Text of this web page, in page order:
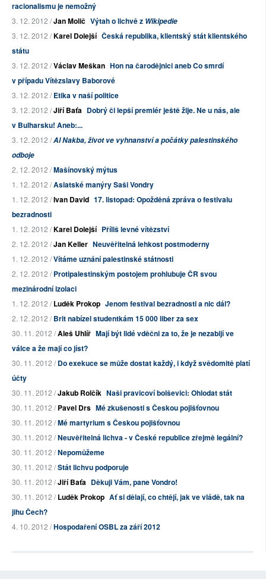
racionalismu je nemožný
3. 12. 2012 /Jan Molič Výtah o lichvě z Wikipedie
3. 12. 2012 /Karel Dolejší Česká republika, klientský stát klientského
státu
3. 12. 2012 /Václav Meškan Hon na čarodějnici aneb Co smrdí
v případu Vítězslavy Baborové
3. 12. 2012 /Etika v naší politice
3. 12. 2012 /Jiří Baťa Dobrý či lepší premiér ještě žije. Ne u nás, ale
v Bulharsku! Aneb:...
3. 12. 2012 /Al Nakba, život ve vyhnanství a počátky palestinského
odboje
2. 12. 2012 /Mašínovský mýtus
1. 12. 2012 /Asiatské manýry Saši Vondry
1. 12. 2012 /Ivan David 17. listopad: Opožděná zpráva o festivalu
bezradnosti
1. 12. 2012 /Karel Dolejší Příliš levné vítězství
2. 12. 2012 /Jan Keller Neuvěřitelná lehkost postmoderny
1. 12. 2012 /Vítáme uznání palestinské státnosti
2. 12. 2012 /Protipalestinským postojem prohlubuje ČR svou
mezinárodní izolaci
1. 12. 2012 /Luděk Prokop Jenom festival bezradnosti a nic dál?
2. 12. 2012 /Brit nabízel studentkám 15 000 liber za sex
30. 11. 2012 /Aleš Uhlíř Mají být lidé vděčni za to, že je nezabijí ve
válce a že mají co jíst?
30. 11. 2012 /Do exekuce se může dostat každý, i když svědomitě platí
účty
30. 11. 2012 /Jakub Rolčík Naši pravicoví bolševici: Ohlodat stát
30. 11. 2012 /Pavel Drs Mé zkušenosti s Českou pojišťovnou
30. 11. 2012 /Mé martyrium s Českou pojišťovnou
30. 11. 2012 /Neuvěřitelná lichva - v České republice zřejmě legální?
30. 11. 2012 /Nepomůžeme
30. 11. 2012 /Stát lichvu podporuje
30. 11. 2012 /Jiří Baťa Děkuji Vám, pane Vondro!
30. 11. 2012 /Luděk Prokop Ať si dělají, co chtějí, jak ve vládě, tak na
jihu Čech?
4. 10. 2012 /Hospodaření OSBL za září 2012